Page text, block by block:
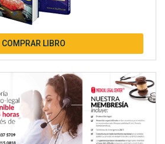
COMPRAR LIBRO